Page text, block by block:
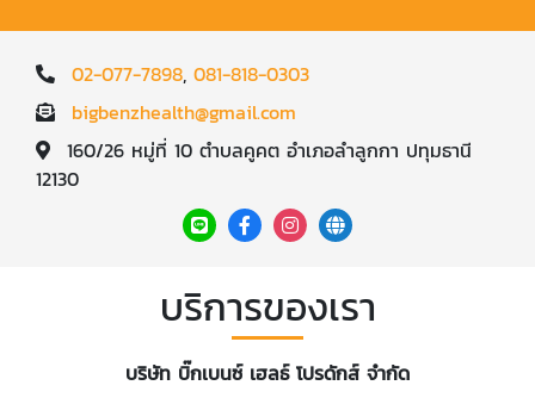
02-077-7898, 081-818-0303
bigbenzhealth@gmail.com
160/26 หมู่ที่ 10 ตำบลคูคต อำเภอลำลูกกา ปทุมธานี
12130
บริการของเรา
บริษัท บิ๊กเบนซ์ เฮลธ์ โปรดักส์ จำกัด